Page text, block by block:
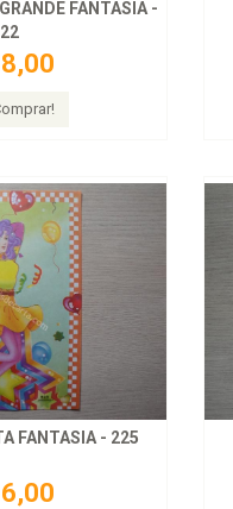
FANTASIA -
22
FANTASIA - 225